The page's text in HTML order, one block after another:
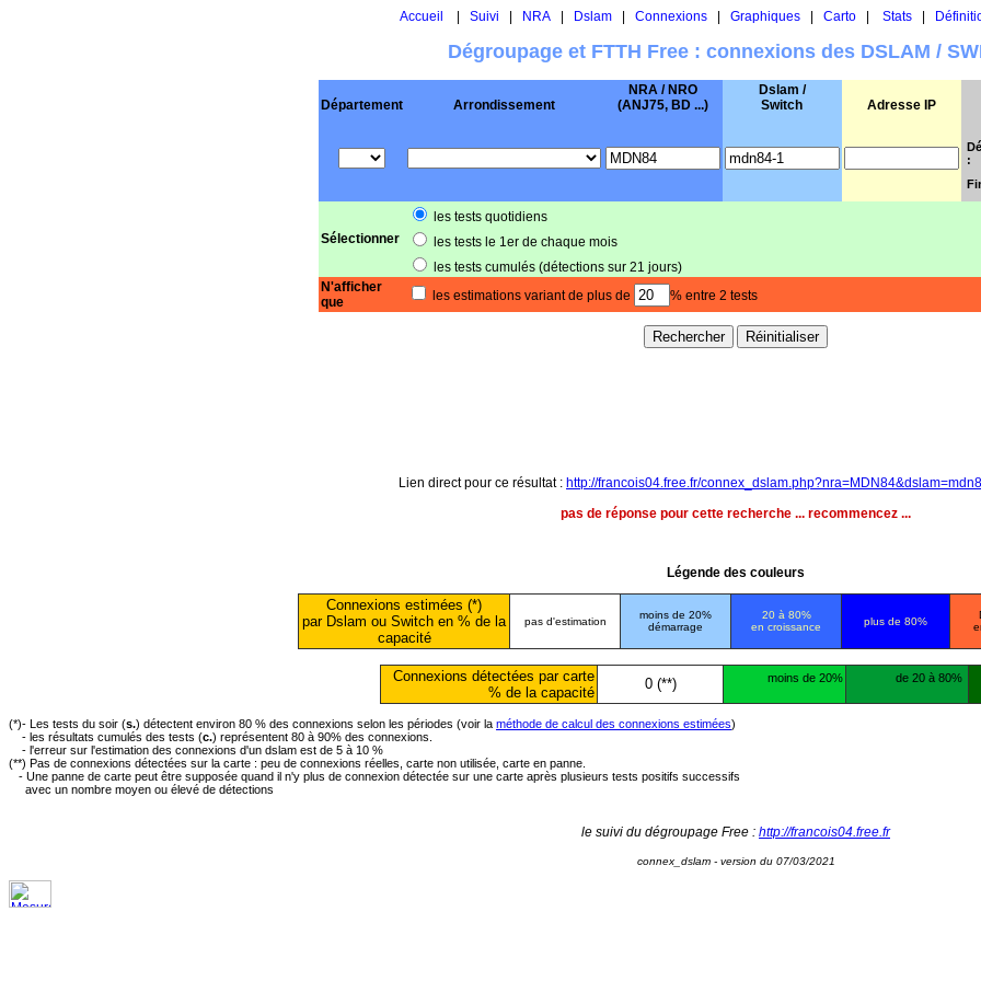
Accueil Suivi NRA| Dslam| Connexions| Graphiques| Carto| Stats|
Dégroupage et FTTH Free : connexions des DSLAM /
Département Arrondissement
NRA / NRO
(ANJ75, BD ...)
Dslam /
Switch
Adresse IP
:
Sélectionner
les tests quotidiens
les tests le 1er de chaque mois
les tests cumulés (détections sur 21 jours)
N'afficher
que
les estimations variant de plus de % entre 2 tests
Lien direct pour ce résultat : http://francois04.free.fr/
pas de réponse pour cette recherche ... recommencez ...
Légende des couleurs
Connexions estimées (*)
par Dslam ou Switch en % de la
capacité
pas d'estimation
moins de 20%
démarrage
20 à 80%
en croissance
plus de 80%
Connexions détectées par carte
% de la capacité
0 (**) moins de 20% de 20 à 80%
(*)- Les tests du soir (s.) détectent environ 80 % des connexions selon les périodes (voir la méthode de calcul des connexions estimées)
- les résultats cumulés des tests (c.) représentent 80 à 90% des connexions.
- l'erreur sur l'estimation des connexions d'un dslam est de 5 à 10 %
(**) Pas de connexions détectées sur la carte : peu de connexions réelles, carte non utilisée, carte en panne.
- Une panne de carte peut être supposée quand il n'y plus de connexion détectée sur une carte après plusieurs tests positifs successifs
avec un nombre moyen ou élevé de détections
le suivi du dégroupage Free : http://francois04.free.fr
connex_dslam - version du 07/03/2021